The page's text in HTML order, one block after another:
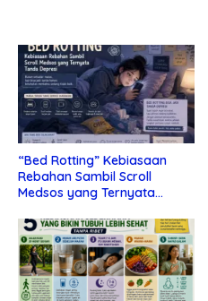
“Bed Rotting” Kebiasaan
Rebahan Sambil Scroll
Medsos yang Ternyata